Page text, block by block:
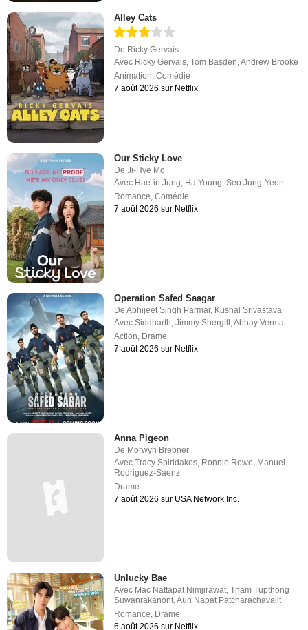
Alley Cats
De Ricky Gervais
Avec Ricky Gervais,Tom Basden,Andrew Brooke
Animation,Comédie
7 août 2026 sur Netflix
Our Sticky Love
DeJi-Hye Mo
Avec Hae-in Jung Ha Young ,Seo Jung-Yeon
Romance ,Comédie
7 août 2026 sur Netflix
Operation Safed Saagar
DeAbhijeet Singh Parmar, Kushal Srivastava
AvecSiddharth,Jimmy Shergill,Abhay Verma
Action, Drame
7 août 2026 sur Netflix
Anna Pigeon
De Morwyn Brebner
AvecTracy Spiridakos, Ronnie Rowe, Manuel
Rodriguez-Saenz
Drame
7 août 2026 sur USA Network Inc.
Unlucky Bae
Avec Mac Nattapat Nimjirawat,Tham Tupthong
Suwanrakanont,Aun Napat Patcharachavalit
Romance, Drame
6 août 2026 sur Netflix